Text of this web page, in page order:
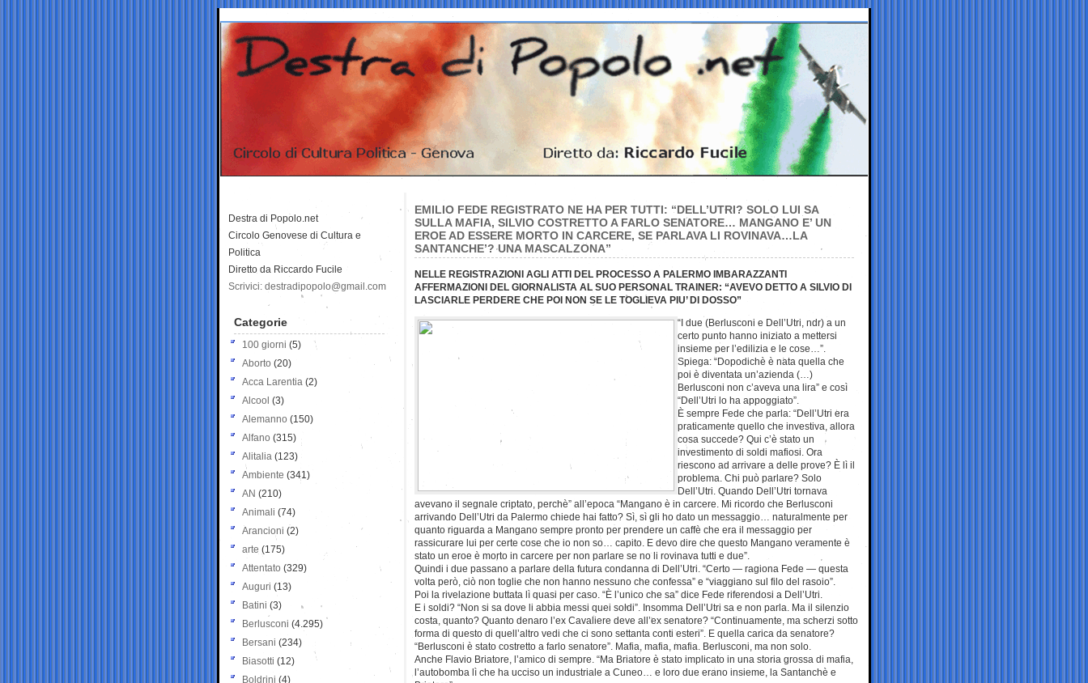
EMILIO FEDE REGISTRATO NE HA PER TUTTI: “DELL’UTRI? SOLO LUI SA
SULLA MAFIA, SILVIO COSTRETTO A FARLO SENATORE… MANGANO E’ UN
EROE AD ESSERE MORTO IN CARCERE, SE PARLAVA LI ROVINAVA…LA
SANTANCHE’? UNA MASCALZONA”
NELLE REGISTRAZIONI AGLI ATTI DEL PROCESSO A PALERMO IMBARAZZANTI
AFFERMAZIONI DEL GIORNALISTA AL SUO PERSONAL TRAINER: “AVEVO DETTO A SILVIO DI
LASCIARLE PERDERE CHE POI NON SE LE TOGLIEVA PIU’ DI DOSSO”
“I due (Berlusconi e Dell’Utri, ndr) a un
certo punto hanno iniziato a mettersi
insieme per l’edilizia e le cose…”.
Spiega: “Dopodichè è nata quella che
poi è diventata un’azienda (…)
Berlusconi non c’aveva una lira” e così
“Dell’Utri lo ha appoggiato”.
È sempre Fede che parla: “Dell’Utri era
praticamente quello che investiva, allora
cosa succede? Qui c’è stato un
investimento di soldi mafiosi. Ora
riescono ad arrivare a delle prove? È lì il
problema. Chi può parlare? Solo
Dell’Utri. Quando Dell’Utri tornava
avevano il segnale criptato, perchè” all’epoca “Mangano è in carcere. Mi ricordo che Berlusconi
arrivando Dell’Utri da Palermo chiede hai fatto? Sì, sì gli ho dato un messaggio… naturalmente per
quanto riguarda a Mangano sempre pronto per prendere un caffè che era il messaggio per
rassicurare lui per certe cose che io non so… capito. E devo dire che questo Mangano veramente è
stato un eroe è morto in carcere per non parlare se no li rovinava tutti e due”.
Quindi i due passano a parlare della futura condanna di Dell’Utri. “Certo — ragiona Fede — questa
volta però, ciò non toglie che non hanno nessuno che confessa” e “viaggiano sul filo del rasoio”.
Poi la rivelazione buttata lì quasi per caso. “È l’unico che sa” dice Fede riferendosi a Dell’Utri.
E i soldi? “Non si sa dove li abbia messi quei soldi”. Insomma Dell’Utri sa e non parla. Ma il silenzio
costa, quanto? Quanto denaro l’ex Cavaliere deve all’ex senatore? “Continuamente, ma scherzi sotto
forma di questo di quell’altro vedi che ci sono settanta conti esteri”. E quella carica da senatore?
“Berlusconi è stato costretto a farlo senatore”. Mafia, mafia, mafia. Berlusconi, ma non solo.
Anche Flavio Briatore, l’amico di sempre. “Ma Briatore è stato implicato in una storia grossa di mafia,
l’autobomba lì che ha ucciso un industriale a Cuneo… e loro due erano insieme, la Santanchè e
Destra di Popolo.net
Circolo Genovese di Cultura e
Politica
Diretto da Riccardo Fucile
Scrivici: destradipopolo@gmail.com
Categorie
100 giorni (5)
Aborto (20)
Acca Larentia (2)
Alcool (3)
Alemanno (150)
Alfano (315)
Alitalia (123)
Ambiente (341)
AN (210)
Animali (74)
Arancioni (2)
arte (175)
Attentato (329)
Auguri (13)
Batini (3)
Berlusconi (4.295)
Bersani (234)
Biasotti (12)
Boldrini (4)